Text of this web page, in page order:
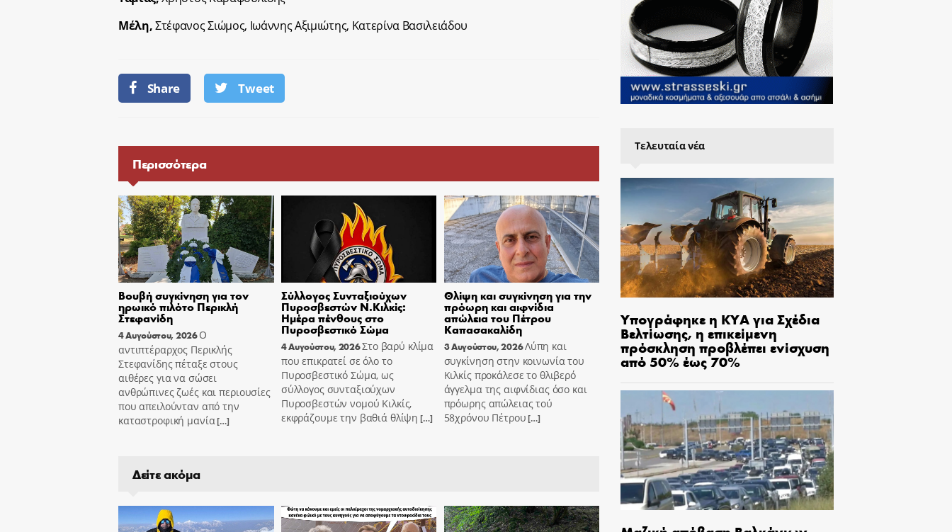
Μέλη,Στέφανος Σιώμος, Ιωάννης Αξιμιώτης, Κατερίνα Βασιλειάδου
Share Tweet
Περισσότερα
Βουβή συγκίνηση για τον
ηρωικό πιλότο Περικλή
Στεφανίδη
4 Αυγούστου, 2026Ο
αντιπτέραρχος Περικλής
Στεφανίδης πέταξε στους
αιθέρες για να σώσει
ανθρώπινες ζωές και περιουσίες
που απειλούνταν από την
καταστροφική μανία[…]
Σύλλογος Συνταξιούχων
Πυροσβεστών Ν.Κιλκίς:
Ημέρα πένθους στο
Πυροσβεστικό Σώμα
4 Αυγούστου, 2026Στο βαρύ κλίμα
που επικρατεί σε όλο το
Πυροσβεστικό Σώμα, ως
σύλλογος συνταξιούχων
Πυροσβεστών νομού Κιλκίς,
εκφράζουμε την βαθιά θλίψη […]
Θλίψη και συγκίνηση για την
πρόωρη και αιφνίδια
απώλεια του Πέτρου
Καπασακαλίδη
3 Αυγούστου, 2026Λύπη και
συγκίνηση στην κοινωνία του
Κιλκίς προκάλεσε το θλιβερό
άγγελμα της αιφνίδιας όσο και
πρόωρης απώλειας τού
58χρόνου Πέτρου[…]
Δείτε ακόμα
Τελευταία νέα
Υπογράφηκε η ΚΥΑ για Σχέδια
Βελτίωσης, η επικείμενη
πρόσκληση προβλέπει ενίσχυση
από 50% έως 70%